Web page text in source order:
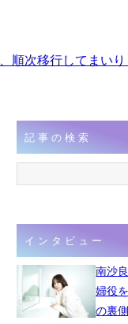
次移行してまいり
記事の検索
インタビュー
南沙
婦役
の裏側